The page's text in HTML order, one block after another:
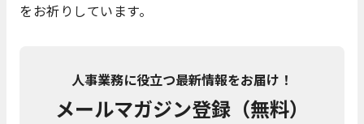
をお祈りしています。
人事業務に役立つ最新情報をお届け！
メールマガジン登録（無料）